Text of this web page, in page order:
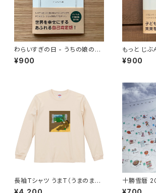
わらいすぎの日 - うちの娘のつ
ぶやきの詩集 -（育つ庭文庫）
¥900
もっと じぶ
うちの息子
（育つ庭文庫
¥900
長袖Tシャツ うまT（うまのま
ど）
十勝雪暦
ow